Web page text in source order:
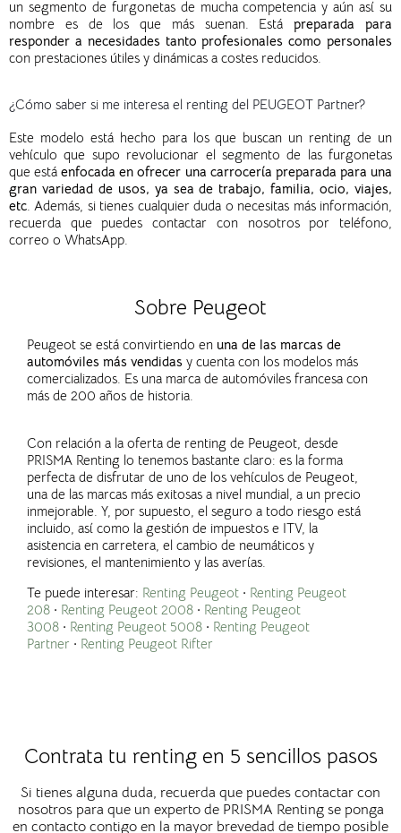
un segmento de furgonetas de mucha competencia y aún así su
nombre es de los que más suenan. Estápreparada para
responder a necesidades tanto profesionales como personales
con prestaciones útiles y dinámicas a costes reducidos.
¿Cómo saber si me interesa el renting del PEUGEOT Partner?
Este modelo está hecho para los que buscan un renting de un
vehículo que supo revolucionar el segmento de las furgonetas
que estáenfocada en ofrecer una carrocería preparada para una
gran variedad de usos, ya sea de trabajo, familia, ocio, viajes,
etc . Además, si tienes cualquier duda o necesitas más información,
recuerda que puedes contactar con nosotros por teléfono,
correo o WhatsApp.
Sobre Peugeot
Peugeot se está convirtiendo en una de las marcas de
automóviles más vendidas y cuenta con los modelos más
comercializados. Es una marca de automóviles francesa con
más de 200 años de historia.
Con relación a la oferta de renting de Peugeot, desde
PRISMA Renting lo tenemos bastante claro: es la forma
perfecta de disfrutar de uno de los vehículos de Peugeot,
una de las marcas más exitosas a nivel mundial, a un precio
inmejorable. Y, por supuesto, el seguro a todo riesgo está
incluido, así como la gestión de impuestos e ITV, la
asistencia en carretera, el cambio de neumáticos y
revisiones, el mantenimiento y las averías.
Te puede interesar: Renting Peugeot · Renting Peugeot
208 · Renting Peugeot 2008 · Renting Peugeot
3008 · Renting Peugeot 5008 · Renting Peugeot
Partner · Renting Peugeot Rifter
Contrata tu renting en 5 sencillos pasos
Si tienes alguna duda, recuerda que puedes contactar con
nosotros para que un experto de PRISMA Renting se ponga
en contacto contigo en la mayor brevedad de tiempo posible